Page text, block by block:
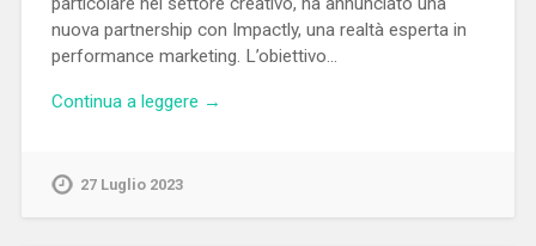
nuova partnership con Impactly, una realtà esperta in
performance marketing. L’obiettivo…
Continua a leggere →
27 Luglio 2023